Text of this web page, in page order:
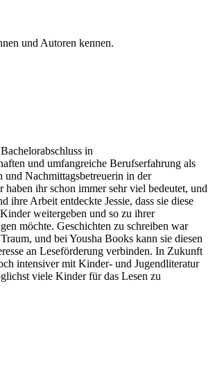
und Autoren kennen.
in
und umfangreiche Berufserfahrung als
und Nachmittagsbetreuerin in der
haben ihr schon immer sehr viel bedeutet, und
ihre Arbeit entdeckte Jessie, dass sie diese
weitergeben und so zu ihrer
möchte. Geschichten zu schreiben war
und bei Yousha Books kann sie diesen
an Leseförderung verbinden. In Zukunft
intensiver mit Kinder- und Jugendliteratur
viele Kinder für das Lesen zu